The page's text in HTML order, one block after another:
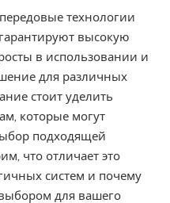
технологии
высокую
в использовании и
для различных
стоит уделить
которые могут
подходящей
что отличает это
систем и почему
для вашего